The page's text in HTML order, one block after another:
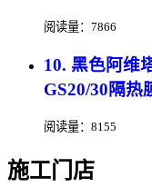
阅读量：7866
10. 黑色阿维
GS20/30隔热
阅读量：8155
施工门店